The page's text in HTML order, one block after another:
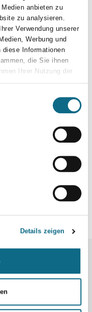
anbieten zu
zu analysieren.
Verwendung unserer
Werbung und
diese Informationen
die Sie ihnen
Ihrer Nutzung der
Details zeigen